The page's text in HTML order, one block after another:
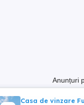
Anunțuri
Casa de vinzare